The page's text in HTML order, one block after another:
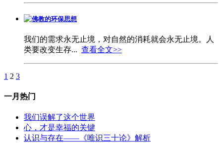
佛教的环保思想
我们的需求永无止境，对自然的消耗就会永无止境。人
类要改变生存... 查看全文>>
1 2 3
一月热门
我们误解了这个世界
心，才是幸福的关键
认识与存在——《唯识三十论》解析